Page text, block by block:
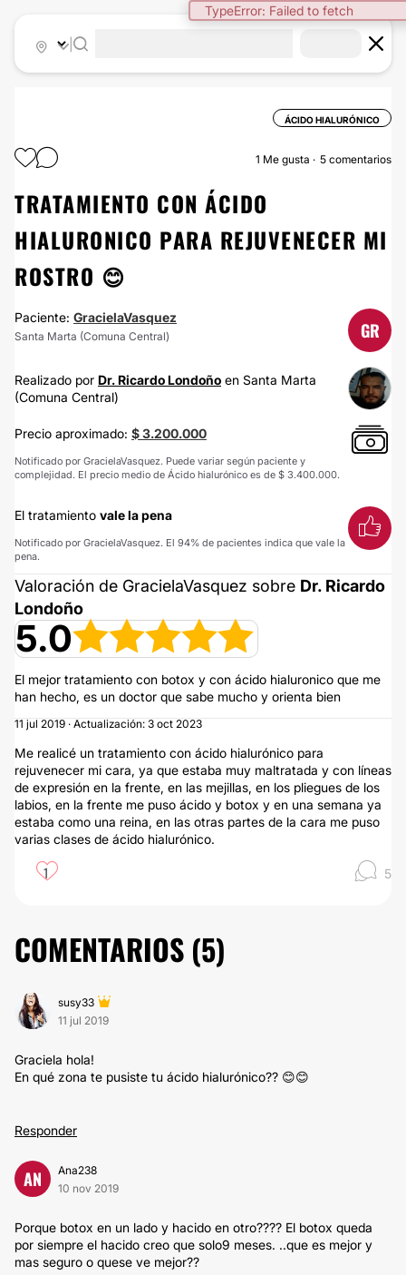
TypeError: Failed to fetch
ÁCIDO HIALURÓNICO
1 Me gusta 5 comentarios
TRATAMIENTO CON ÁCIDO
HIALURONICO PARA REJUVENECER MI
ROSTRO 😊
Paciente: GracielaVasquez
Santa Marta (Comuna Central) GR
Realizado por Dr. Ricardo Londoño en Santa Marta
(Comuna Central)
Precio aproximado: $ 3.200.000
Notificado por GracielaVasquez. Puede variar según paciente y
complejidad. El precio medio de Ácido hialurónico es de $ 3.400.000.
El tratamiento vale la pena
Notificado por GracielaVasquez. El 94% de pacientes indica que vale la
pena.
Valoración de GracielaVasquez sobre Dr. Ricardo
Londoño
5.0
El mejor tratamiento con botox y con ácido hialuronico que me
han hecho, es un doctor que sabe mucho y orienta bien
11 jul 2019 · Actualización: 3 oct 2023
Me realicé un tratamiento con ácido hialurónico para
rejuvenecer mi cara, ya que estaba muy maltratada y con líneas
de expresión en la frente, en las mejillas, en los pliegues de los
labios, en la frente me puso ácido y botox y en una semana ya
estaba como una reina, en las otras partes de la cara me puso
varias clases de ácido hialurónico.
1 5
COMENTARIOS (5)
susy33
11 jul 2019
Graciela hola!
En qué zona te pusiste tu ácido hialurónico?? 😊😊
Responder
AN
Ana238
10 nov 2019
Porque botox en un lado y hacido en otro???? El botox queda
por siempre el hacido creo que solo9 meses. ..que es mejor y
mas seguro o quese ve mejor??